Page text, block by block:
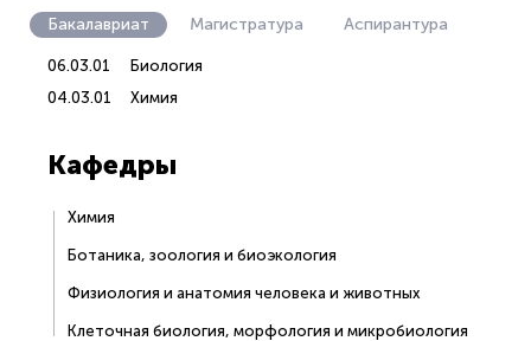
Бакалавриат Магистратура Аспирантура
06.03.01
Биология
04.03.01
Химия
Кафедры
Химия
Ботаника, зоология и биоэкология
Физиология и анатомия человека и животных
Клеточная биология, морфология и микробиология